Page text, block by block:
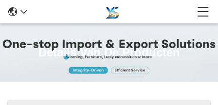
Details Van De Producten